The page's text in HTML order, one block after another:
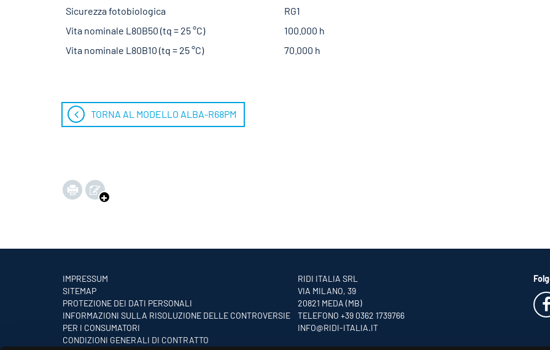
Sicurezza fotobiologica
RG1
Vita nominale L80B50 (tq = 25 °C)
100.000 h
Vita nominale L80B10 (tq = 25 °C)
70.000 h
TORNA AL MODELLO ALBA-R68PM
IMPRESSUM
SITEMAP
PROTEZIONE DEI DATI PERSONALI
INFORMAZIONI SULLA RISOLUZIONE DELLE CONTROVERSIE
PER I CONSUMATORI
CONDIZIONI GENERALI DI CONTRATTO
RIDI ITALIA SRL
VIA MILANO, 39
20821 MEDA (MB)
TELEFONO +39 0362 1739766
INFO@RIDI-ITALIA.IT